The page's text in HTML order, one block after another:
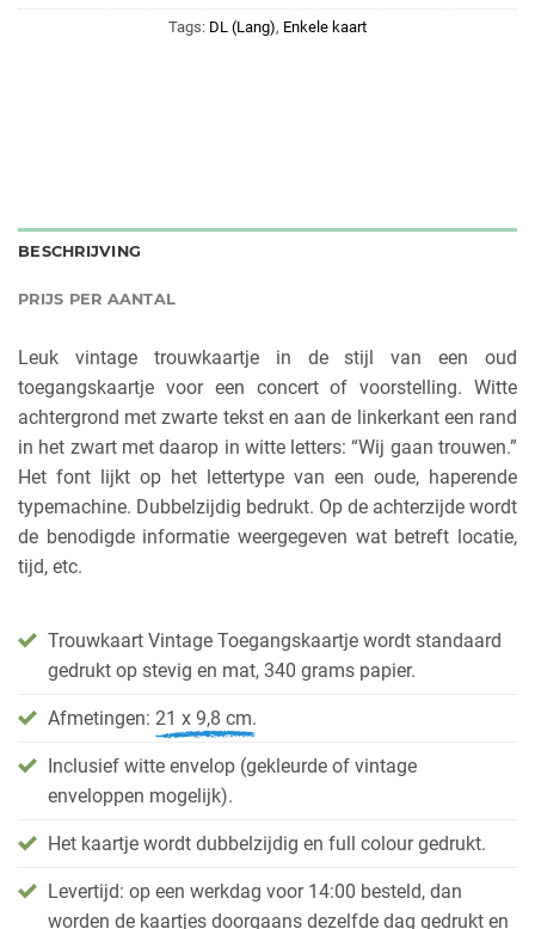
Tags: DL (Lang), Enkele kaart
BESCHRIJVING
PRIJS PER AANTAL
Leuk vintage trouwkaartje in de stijl van een oud
toegangskaartje voor een concert of voorstelling. Witte
achtergrond met zwarte tekst en aan de linkerkant een rand
in het zwart met daarop in witte letters: “Wij gaan trouwen.”
Het font lijkt op het lettertype van een oude, haperende
typemachine. Dubbelzijdig bedrukt. Op de achterzijde wordt
de benodigde informatie weergegeven wat betreft locatie,
tijd, etc.
Trouwkaart Vintage Toegangskaartje wordt standaard
gedrukt op stevig en mat, 340 grams papier.
Afmetingen: 21 x 9,8 cm.
Inclusief witte envelop (gekleurde of vintage
enveloppen mogelijk).
Het kaartje wordt dubbelzijdig en full colour gedrukt.
Levertijd: op een werkdag voor 14:00 besteld, dan
worden de kaartjes doorgaans dezelfde dag gedrukt en